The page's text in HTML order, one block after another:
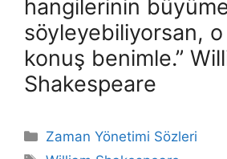
hangilerinin
söyleyebiliyorsan,
konuş benimle.”
Shakespeare
Kategoriler
Zaman Yönetimi Sözleri